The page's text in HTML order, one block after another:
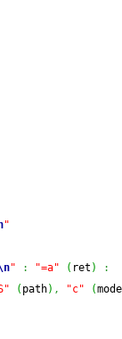
"
" : "=a" ( ret )
:
( path) , "c" (mode